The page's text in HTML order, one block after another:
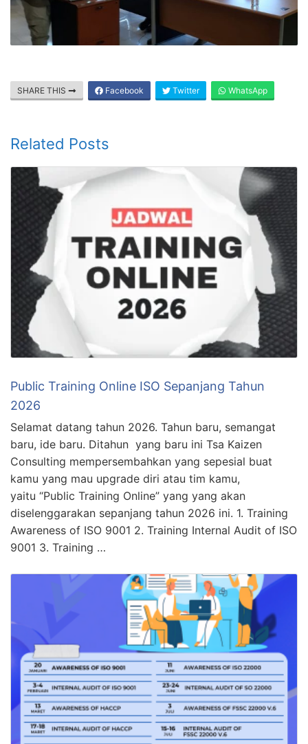
SHARE THIS Facebook Twitter WhatsApp
Related Posts
Public Training Online ISO Sepanjang Tahun
2026
Selamat datang tahun 2026. Tahun baru, semangat
baru, ide baru. Ditahun yang baru ini Tsa Kaizen
Consulting mempersembahkan yang sepesial buat
kamu yang mau upgrade diri atau tim kamu,
yaitu “Public Training Online” yang yang akan
diselenggarakan sepanjang tahun 2026 ini. 1. Training
Awareness of ISO 9001 2. Training Internal Audit of ISO
9001 3. Training …